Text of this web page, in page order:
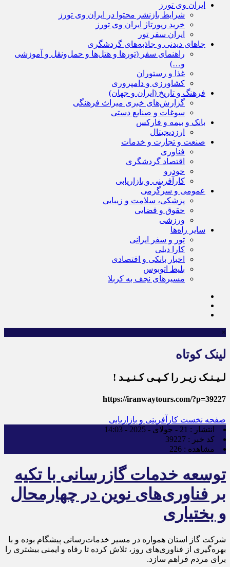
ایران وی تورز
شرایط بازنشر محتوا در ایران وی تورز
خرید رپورتاژ ایران وی تورز
ایران سفر تور
جاهای دیدنی و جاذبه‌های گردشگری
راهنمای سفر (تورها و هتل‌ها و حمل‌و‌نقل و آموزشی
و…)
غذا و رستوران
کشاورزی و دامپروری
فرهنگ و تاریخ (ایران و جهان)
گزارش‌های خبری میراث فرهنگی
سوغات و صنایع دستی
بانک و بیمه و فارکس
ارزدیجیتال
صنعت و تجارت و خدمات
فناوری
اقتصاد گردشگری
خودرو
کارآفرینی و بازاریابی
عمومی و سرگرمی
پزشکی، سلامت و زیبایی
حقوق و قضایی
ورزشی
سایر راه‌ها
تور و سفر ایرانی
کارا دیلی
اخبار بانکی و اقتصادی
بلیط اتوبوس
مسیرهای نجف به کربلا
×
لینک کوتاه
لـیـنـک زیـر را کـپـی کـنـیـد !
https://iranwaytours.com/?p=39227
صفحه نخست کارآفرینی و بازاریابی
انتشار : 21 - جولای - 2025 - 14:03
کد خبر : 39227
مشاهده : 226
توسعه خدمات گازرسانی با تکیه
بر فناوری‌های نوین در چهارمحال
و بختیاری
شرکت گاز استان همواره در مسیر خدمات‌رسانی پیشگام بوده و با
بهره‌گیری از فناوری‌های روز، تلاش کرده تا رفاه و ایمنی بیشتری را
برای مردم فراهم سازد.